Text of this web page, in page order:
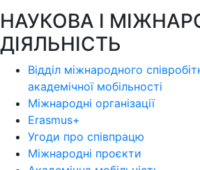
НАУКОВА І
ДІЯЛЬНІСТЬ
Відділ міжнародного
академічної мобільності
Міжнародні організації
Erasmus+
Угоди про співпрацю
Міжнародні проєкти